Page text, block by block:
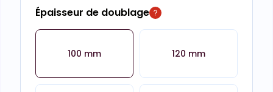
Épaisseur de doublage
100 mm 120 mm